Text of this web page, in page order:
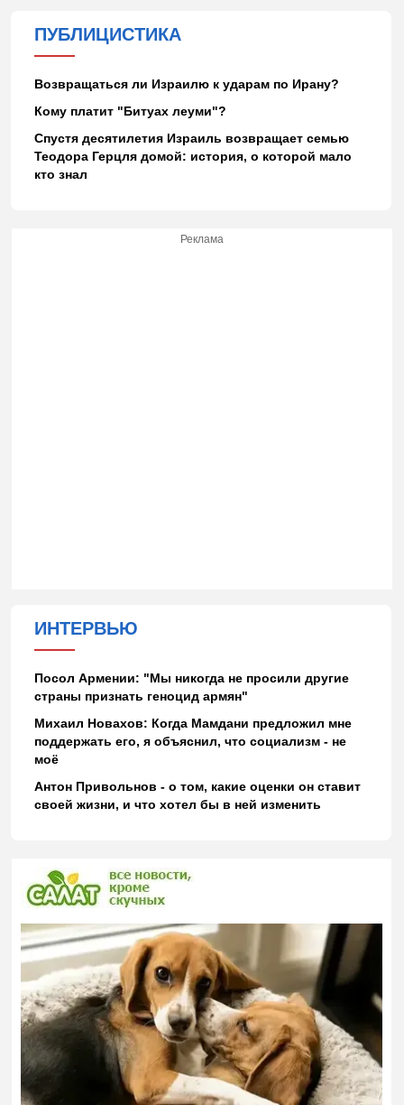
ПУБЛИЦИСТИКА
Возвращаться ли Израилю к ударам по Ирану?
Кому платит "Битуах леуми"?
Спустя десятилетия Израиль возвращает семью
Теодора Герцля домой: история, о которой мало
кто знал
Реклама
ИНТЕРВЬЮ
Посол Армении: "Мы никогда не просили другие
страны признать геноцид армян"
Михаил Новахов: Когда Мамдани предложил мне
поддержать его, я объяснил, что социализм - не
моё
Антон Привольнов - о том, какие оценки он ставит
своей жизни, и что хотел бы в ней изменить